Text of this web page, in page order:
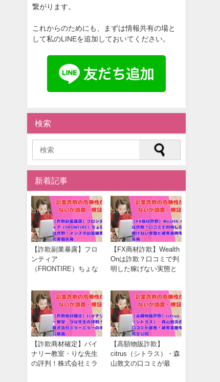
繋がります。
これからのためにも、まずは情報共有の場と
して私のLINEを追加しておいてください。
検索
新着記事
【詐欺副業暴露】フロ
ンティア
（FRONTIRE）ちょな
【FX商材詐欺】Wealth
Onは詐欺？口コミで判
明した稼げない実態と
【詐欺商材確定】バイ
ナリー教室・りな先生
の評判！株式会社ミラ
【高額物販詐欺】
citrus（シトラス）・森
山敦文の口コミが最